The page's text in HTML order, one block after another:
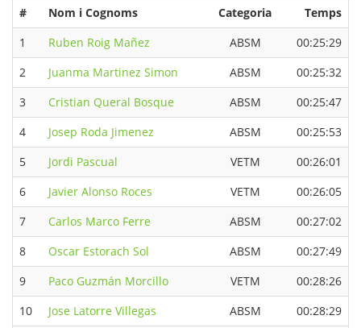
# Nom i Cognoms Categoria
Temps
1
Ruben Roig Mañez ABSM
00:25:29
2
Juanma Martinez Simon ABSM
00:25:32
3
Cristian Queral Bosque ABSM
00:25:47
4
Josep Roda Jimenez ABSM
00:25:53
5
Jordi Pascual VETM
00:26:01
6
Javier Alonso Roces VETM
00:26:05
7
Carlos Marco Ferre ABSM
00:27:02
8
Oscar Estorach Sol ABSM
00:27:49
9
Paco Guzmán Morcillo VETM
00:28:26
10
Jose Latorre Villegas ABSM
00:28:29